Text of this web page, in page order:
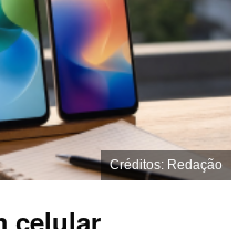
Créditos: Redação
celular